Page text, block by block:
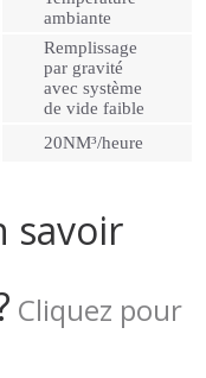
ambiante
Remplissage
par gravité
avec système
de vide faible
20NM³/heure
savoir
Cliquez pour